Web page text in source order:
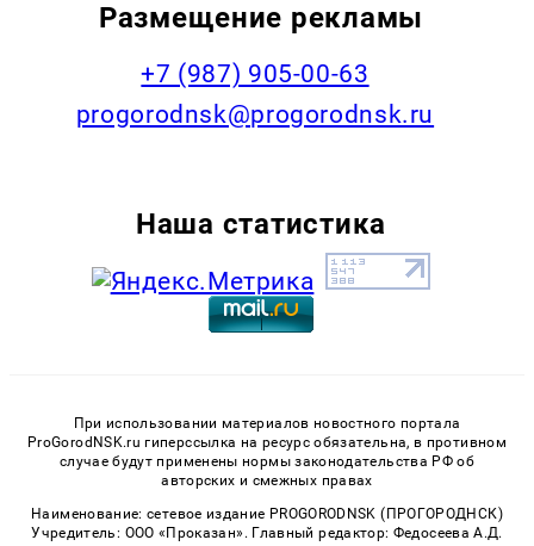
Размещение рекламы
+7 (987) 905-00-63
progorodnsk@progorodnsk.ru
Наша статистика
При использовании материалов новостного портала
ProGorodNSK.ru гиперссылка на ресурс обязательна, в противном
случае будут применены нормы законодательства РФ об
авторских и смежных правах
Наименование: сетевое издание PROGORODNSK (ПРОГОРОДНСК)
Учредитель: ООО «Проказан». Главный редактор: Федосеева А.Д.